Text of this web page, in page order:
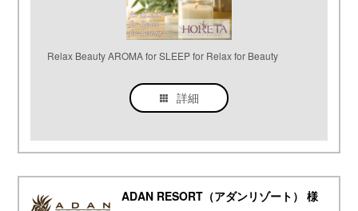
Relax Beauty AROMA for SLEEP for Relax for Beauty
詳細
ADAN RESORT（アダンリゾート） 様